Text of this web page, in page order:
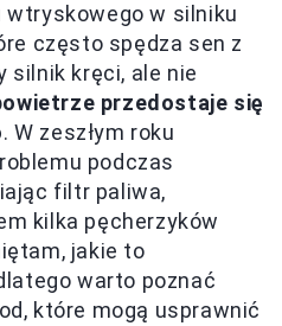
wtryskowego w silniku
często spędza sen z
silnik kręci, ale nie
przedostaje się
. W zeszłym roku
podczas
filtr paliwa,
kilka pęcherzyków
jakie to
warto poznać
które mogą usprawnić